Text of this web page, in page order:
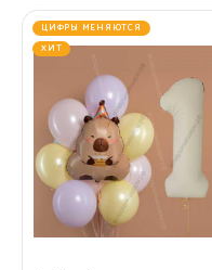
ЦИФРЫ МЕНЯЮТСЯ
ХИТ